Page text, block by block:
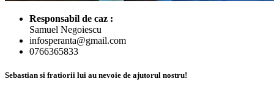
Responsabil de caz :
Samuel Negoiescu
infosperanta@gmail.com
0766365833
Sebastian si fratiorii lui au nevoie de ajutorul nostru!